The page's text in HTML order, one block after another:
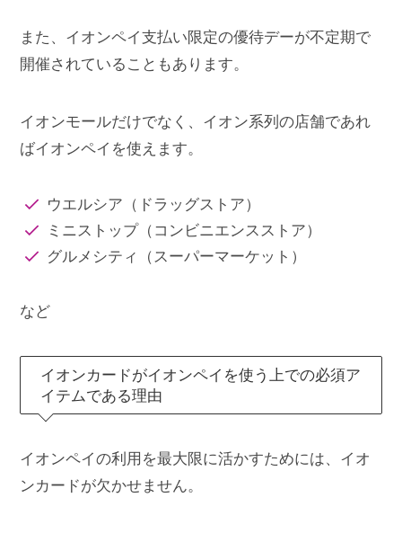
また、イオンペイ支払い限定の優待デーが不定期で
開催されていることもあります。
イオンモールだけでなく、イオン系列の店舗であれ
ばイオンペイを使えます。
ウエルシア（ドラッグストア）
ミニストップ（コンビニエンスストア）
グルメシティ（スーパーマーケット）
など
イオンカードがイオンペイを使う上での必須ア
イテムである理由
イオンペイの利用を最大限に活かすためには、イオ
ンカードが欠かせません。